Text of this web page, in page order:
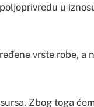
u
vrste robe, a
Zbog toga